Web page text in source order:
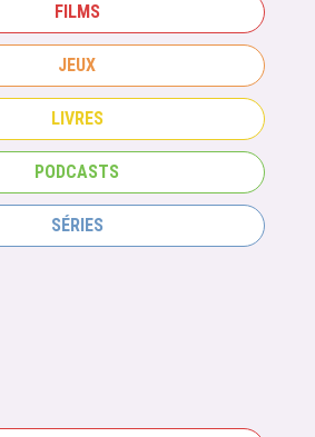
FILMS
JEUX
LIVRES
PODCASTS
SÉRIES